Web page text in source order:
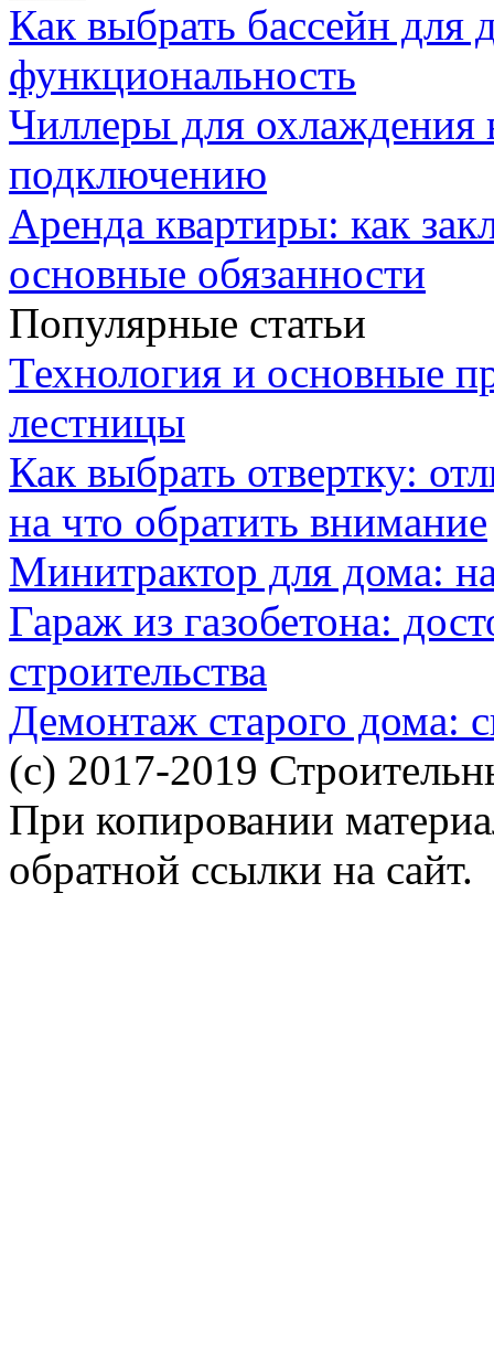
Как выбрать бассейн для
функциональность
Чиллеры для охлаждения
подключению
Аренда квартиры: как
основные обязанности
Популярные статьи
Технология и основные
лестницы
Как выбрать отвертку:
на что обратить внимание
Минитрактор для дома:
Гараж из газобетона:
строительства
Демонтаж старого дома:
(c) 2017-2019
При копировании
обратной ссылки на сайт.